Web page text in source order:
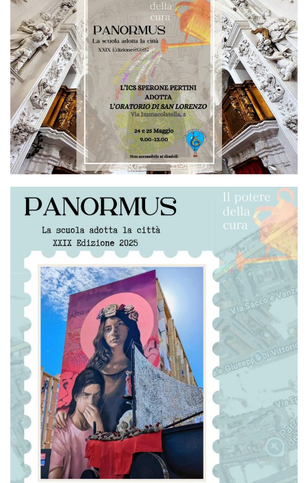
ART STUDIO VISIT
Didattica
Stage
Le nostre guide autorizzate
Donazioni
Contattaci
Info